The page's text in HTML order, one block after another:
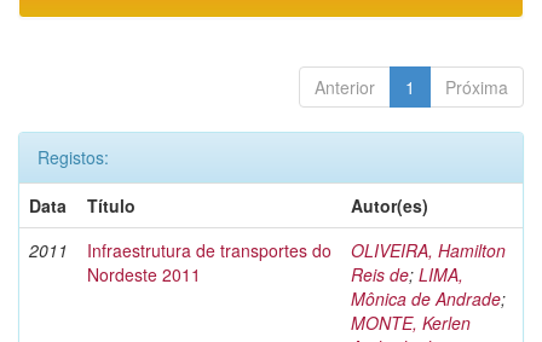
Anterior 1 Próxima
Registos:
Data
Título
Autor(es)
2011
Infraestrutura de transportes do
Nordeste 2011
OLIVEIRA, Hamilton
Reis de; LIMA,
Mônica de Andrade;
MONTE, Kerlen